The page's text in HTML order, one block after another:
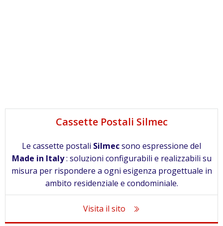
Cassette Postali Silmec
Le cassette postali Silmecsono espressione del
Made in Italy : soluzioni configurabili e realizzabili su
misura per rispondere a ogni esigenza progettuale in
ambito residenziale e condominiale.
Visita il sito